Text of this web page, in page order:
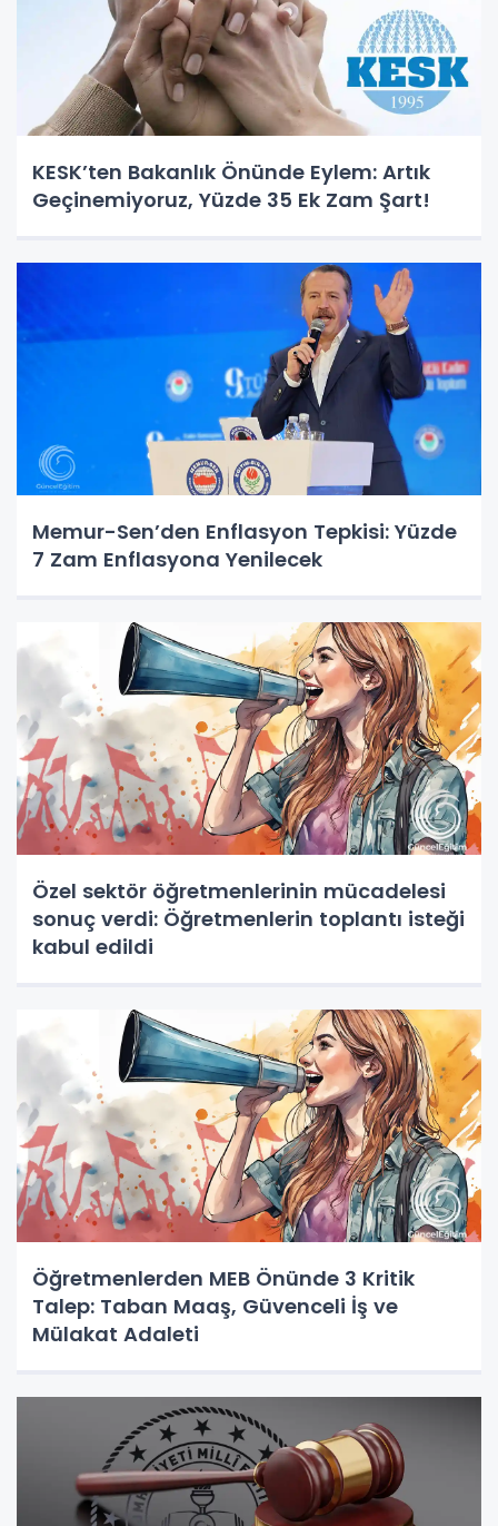
KESK’ten Bakanlık Önünde Eylem: Artık
Geçinemiyoruz, Yüzde 35 Ek Zam Şart!
Memur-Sen’den Enflasyon Tepkisi: Yüzde
7 Zam Enflasyona Yenilecek
Özel sektör öğretmenlerinin mücadelesi
sonuç verdi: Öğretmenlerin toplantı isteği
kabul edildi
Öğretmenlerden MEB Önünde 3 Kritik
Talep: Taban Maaş, Güvenceli İş ve
Mülakat Adaleti